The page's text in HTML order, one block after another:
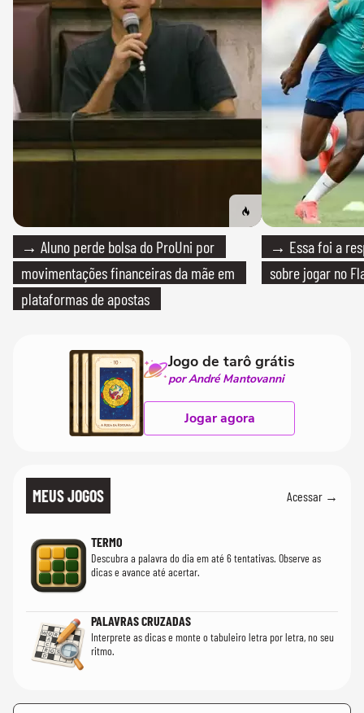
→ Aluno perde bolsa do ProUni por
movimentações financeiras da mãe em
plataformas de apostas
→ Essa foi a
sobre jogar no
Jogo de tarô grátis
por André Mantovanni
Jogar agora
MEUS JOGOS Acessar →
TERMO
Descubra a palavra do dia em até 6 tentativas. Observe as
dicas e avance até acertar.
PALAVRAS CRUZADAS
Interprete as dicas e monte o tabuleiro letra por letra, no seu
ritmo.